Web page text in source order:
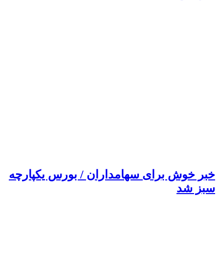
خبر خوش برای سهامداران / بورس یکپارچه
سبز شد